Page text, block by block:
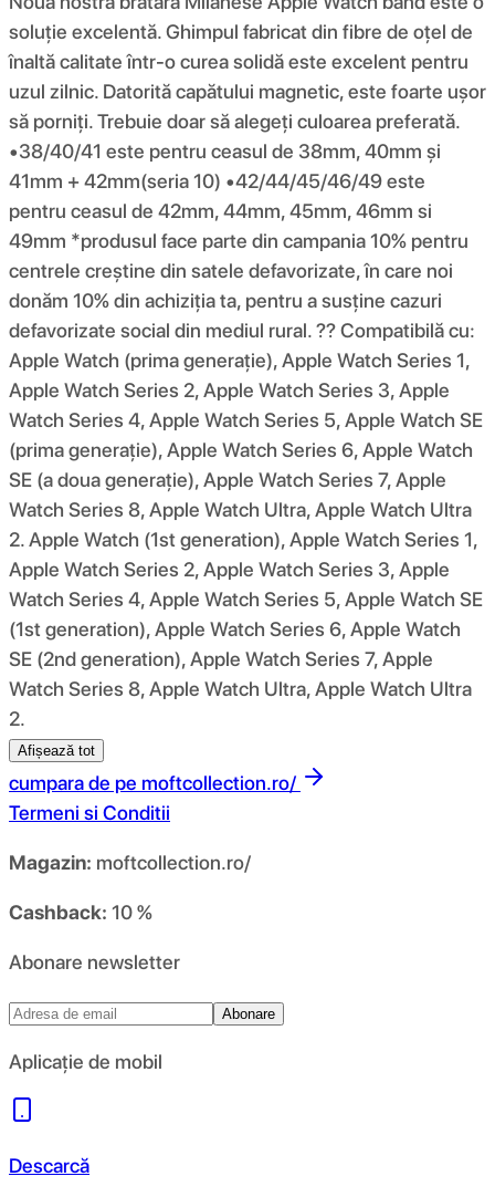
soluție excelentă. Ghimpul fabricat din fibre de oțel de
înaltă calitate într-o curea solidă este excelent pentru
uzul zilnic. Datorită capătului magnetic, este foarte ușor
să porniți. Trebuie doar să alegeți culoarea preferată.
•38/40/41 este pentru ceasul de 38mm, 40mm și
41mm + 42mm(seria 10) •42/44/45/46/49 este
pentru ceasul de 42mm, 44mm, 45mm, 46mm si
49mm *produsul face parte din campania 10% pentru
centrele creștine din satele defavorizate, în care noi
donăm 10% din achiziția ta, pentru a susține cazuri
defavorizate social din mediul rural. ?? Compatibilă cu:
Apple Watch (prima generație), Apple Watch Series 1,
Apple Watch Series 2, Apple Watch Series 3, Apple
Watch Series 4, Apple Watch Series 5, Apple Watch SE
(prima generație), Apple Watch Series 6, Apple Watch
SE (a doua generație), Apple Watch Series 7, Apple
Watch Series 8, Apple Watch Ultra, Apple Watch Ultra
2. Apple Watch (1st generation), Apple Watch Series 1,
Apple Watch Series 2, Apple Watch Series 3, Apple
Watch Series 4, Apple Watch Series 5, Apple Watch SE
(1st generation), Apple Watch Series 6, Apple Watch
SE (2nd generation), Apple Watch Series 7, Apple
Watch Series 8, Apple Watch Ultra, Apple Watch Ultra
2.
Afișează tot
cumpara de pe moftcollection.ro/
Termeni si Conditii
Magazin: moftcollection.ro/
Cashback: 10 %
Abonare newsletter
Abonare
Aplicație de mobil
Descarcă